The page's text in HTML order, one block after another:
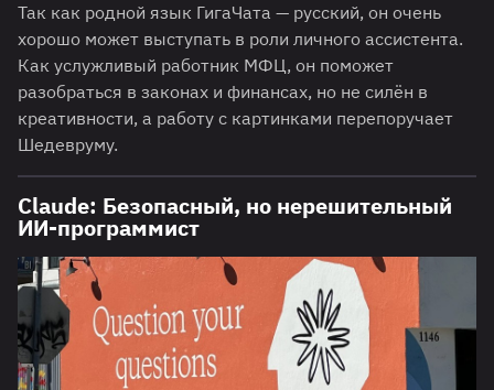
Так как родной язык ГигаЧата — русский, он очень
хорошо может выступать в роли личного ассистента.
Как услужливый работник МФЦ, он поможет
разобраться в законах и финансах, но не силён в
креативности, а работу с картинками перепоручает
Шедевруму.
Claude: Безопасный, но нерешительный
ИИ-программист